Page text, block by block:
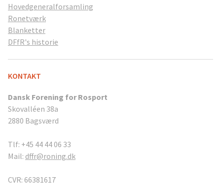
Hovedgeneralforsamling
Ronetværk
Blanketter
DFfR's historie
KONTAKT
Dansk Forening for Rosport
Skovalléen 38a
2880 Bagsværd
Tlf: +45 44 44 06 33
Mail: dffr@roning.dk
CVR: 66381617